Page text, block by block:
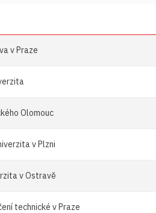
v Praze
Olomouc
v Plzni
v Ostravě
technické v Praze